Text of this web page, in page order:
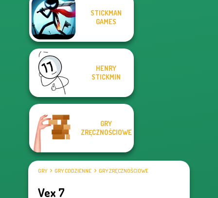
STICKMAN
GAMES
HENRY
STICKMIN
GRY
ZRĘCZNOŚCIOWE
GRY GRY CODZIENNE GRY ZRĘCZNOŚCIOWE
Vex 7